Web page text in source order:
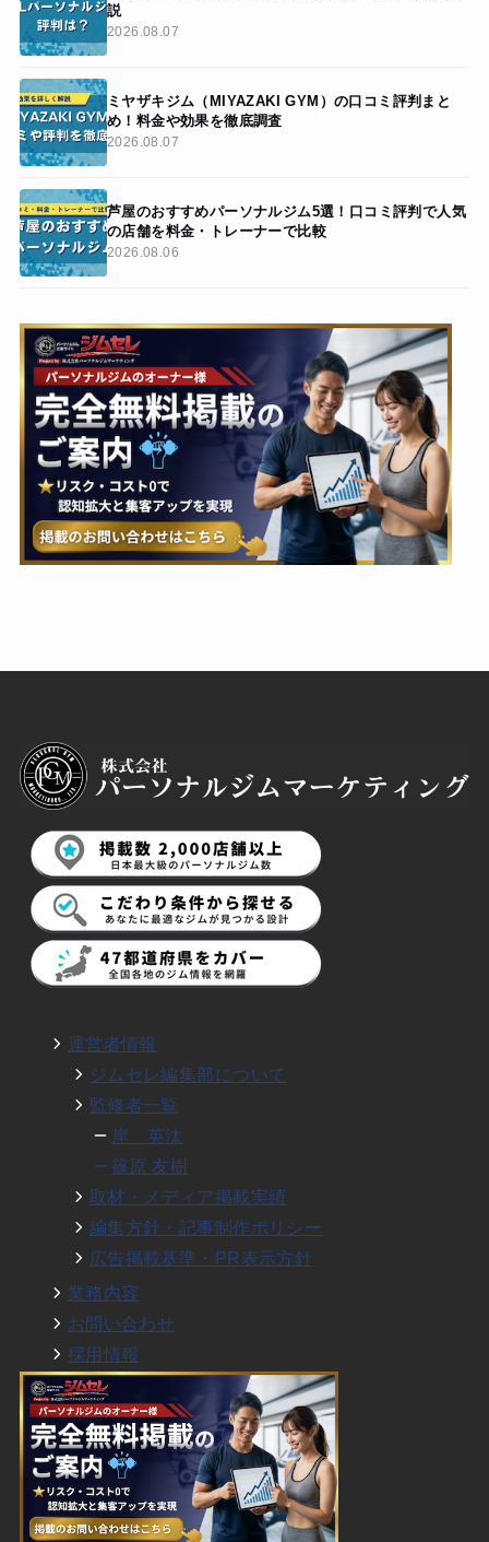
説
2026.08.07
ミヤザキジム（MIYAZAKI GYM）の口コミ評判まと
め！料金や効果を徹底調査
2026.08.07
芦屋のおすすめパーソナルジム5選！口コミ評判で人気
の店舗を料金・トレーナーで比較
2026.08.06
運営者情報
ジムセレ編集部について
監修者一覧
岸 英汰
篠原 友樹
取材・メディア掲載実績
編集方針・記事制作ポリシー
広告掲載基準・PR表示方針
業務内容
お問い合わせ
採用情報